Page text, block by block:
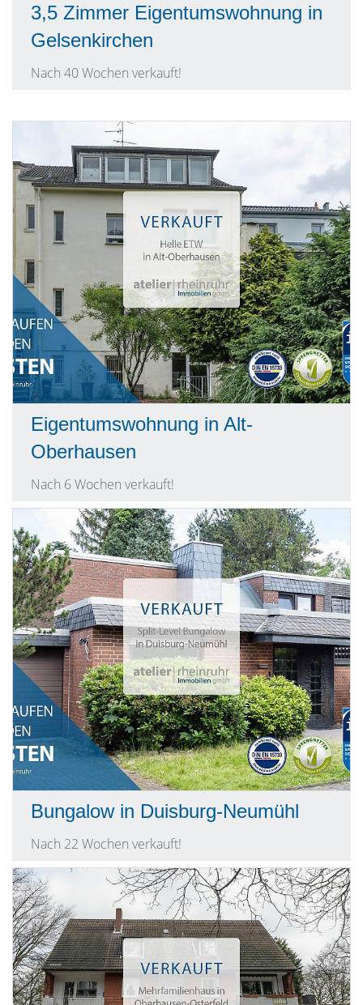
3,5 Zimmer Eigentumswohnung in
Gelsenkirchen
Nach 40 Wochen verkauft!
Eigentumswohnung in Alt-
Oberhausen
Nach 6 Wochen verkauft!
Bungalow in Duisburg-Neumühl
Nach 22 Wochen verkauft!